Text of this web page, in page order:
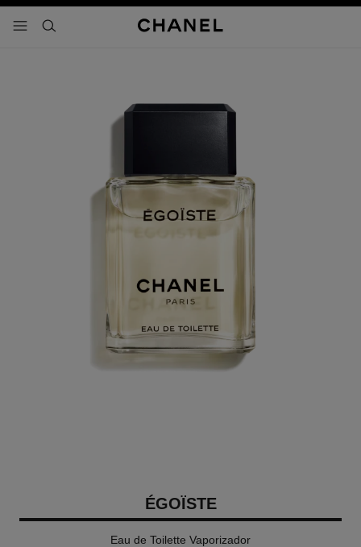
- navegación principal
buscar
ÉGOÏSTE
Eau de Toilette Vaporizador